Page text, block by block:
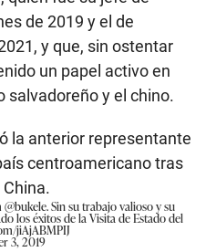
de 2019 y el de
y que, sin ostentar
un papel activo en
salvadoreño y el chino.
la anterior representante
centroamericano tras
@bukele. Sin su trabajo valioso y su
los éxitos de la Visita de Estado del
jiAjABMPIJ
3, 2019